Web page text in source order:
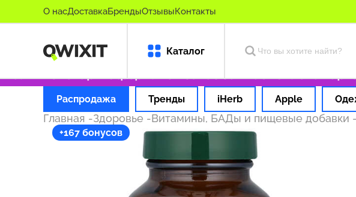
О насДоставкаБрендыОтзывыКонтакты
Каталог
товары Оформляем заказ за 1 час Оплата картой
Распродажа Тренды iHerb Apple
Главная -Здоровье -Витамины, БАДы и пищевые добавки -
+167 бонусов